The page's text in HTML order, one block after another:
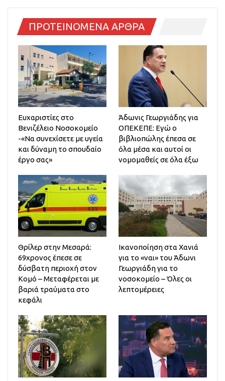
ΠΡΟΤΕΙΝΟΜΕΝΑ ΑΡΘΡΑ
Ευχαριστίες στο
Βενιζέλειο Νοσοκομείο
-«Να συνεχίσετε με υγεία
και δύναμη το σπουδαίο
έργο σας»
Άδωνις Γεωργιάδης για
ΟΠΕΚΕΠΕ: Εγώ ο
βιβλιοπώλης έπεσα σε
όλα μέσα και αυτοί οι
νομομαθείς σε όλα έξω
Θρίλερ στην Μεσαρά:
69χρονος έπεσε σε
δύσβατη περιοχή στον
Κομό – Μεταφέρεται με
βαριά τραύματα στο
κεφάλι
Ικανοποίηση στα Χανιά
για το «ναι» του Άδωνι
Γεωργιάδη για το
νοσοκομείο – Όλες οι
λεπτομέρειες